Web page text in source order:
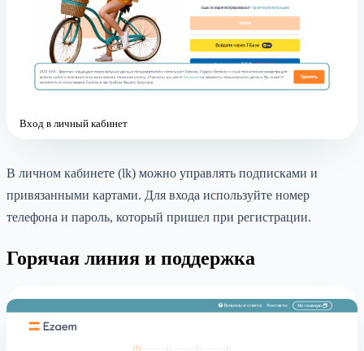
Вход в личный кабинет
В личном кабинете (lk) можно управлять подписками и
привязанными картами. Для входа используйте номер
телефона и пароль, который пришел при регистрации.
Горячая линия и поддержка